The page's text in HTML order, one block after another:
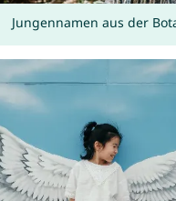
Jungennamen aus der